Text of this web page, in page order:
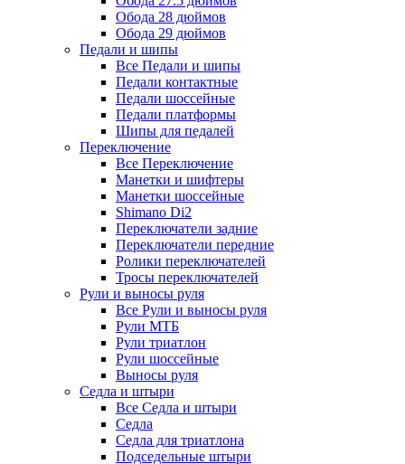
Обода 28 дюймов
Обода 29 дюймов
Педали и шипы
Все Педали и шипы
Педали контактные
Педали шоссейные
Педали платформы
Шипы для педалей
Переключение
Все Переключение
Манетки и шифтеры
Манетки шоссейные
Shimano Di2
Переключатели задние
Переключатели передние
Ролики переключателей
Тросы переключателей
Рули и выносы руля
Все Рули и выносы руля
Рули МТБ
Рули триатлон
Рули шоссейные
Выносы руля
Седла и штыри
Все Седла и штыри
Седла
Седла для триатлона
Подседельные штыри